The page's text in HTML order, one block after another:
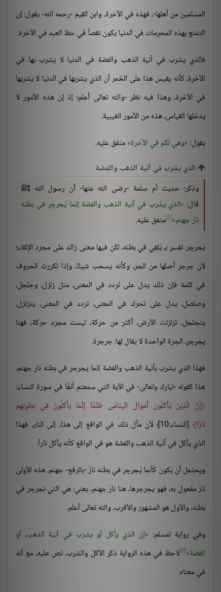
المسلمين من أهلها-، فهذه في الآخرة، وابن القيم -رحمه الله- يقول: إن
التمتع بهذه المحرمات في الدنيا يكون نقصاً في حظ العبد في الآخرة.
فالذي يشرب في آنية الذهب والفضة في الدنيا لا يشرب بها في
الآخرة، كأنه يقيس هذا على الخمر أن الذي يشربها في الدنيا لا يشربها
في الآخرة، وهذا فيه نظر -والله تعالى أعلم؛ إذ إن هذه الأمور لا
يدخلها القياس، هذه من الأمور الغيبية.
يقول: وهي لكم في الآخرة متفق عليه.
الذي يشرب في آنية الذهب والفضة
وذكر: حديث أم سلمة -رضى الله عنها- أن رسول الله ﷺ
قال: الذي يشرب في آنية الذهب والفضة إنما يُجرجِر في بطنه
نارَ جهنم [5] متفق عليه.
يُجرجِر: تفسر بـ يُلقِي في بطنه، لكن فيها معنى زائد على مجرد الإلقاء؛
لأن جرجر أصلها من الجر، وكأنه يسحب شيئًا، وإذا تكررت الحروف
في كلمة فإن ذلك يدل على تردد في المعنى، مثل زلزل، وجلجل،
وصلصل، يدل على تحرك في المعنى، تردد في المعنى، يتزلزل،
يتجلجل، تزلزلت الأرض، أكثر من حركة، ليست مجرد حركة، فهنا
يجرجر، الجرة الواحدة لا يقال لها: جرجرة.
فهذا الذي يشرب بآنية الذهب والفضة إنما يجرجر في بطنه نار جهنم،
هذا كقوله -تبارك وتعالى- في الآية التي سمعتم آنفًا في سورة النساء:
إِنَّ الَّذِينَ يَأْكُلُونَ أَمْوَالَ الْيَتَامَى ظُلْمًا إِنَّمَا يَأْكُلُونَ فِي بُطُونِهِمْ
نَارًا
[النساء:10]؛ لأن مآل ذلك في الواقع إلى هذا، إلى النار، فهذا
الذي يأكل في آنية الذهب والفضة هو في الواقع كأنه يأكل ناراً.
ويحتمل أن يكون كأنما يُجرجِر في بطنه نارُ -بالرفع- جهنم، هذه الأولى
نارَ مفعول به، فهو يجرجرها، هنا نارُ جهنم، يعني: هي التي تجرجر في
بطنه، والأول هو المشهور والأقرب، والله تعالى أعلم.
وفي رواية لمسلم:
إن الذي يأكل أو يشرب في آنية الذهب، أو
الفضة [6] لاحظ في هذه الرواية ذكر الأكل والشرب، نص عليه، مع أنه
في معناه.